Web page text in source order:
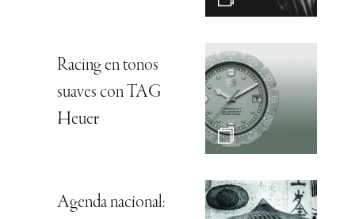
Racing en tonos
suaves con TAG
Heuer
Agenda nacional: